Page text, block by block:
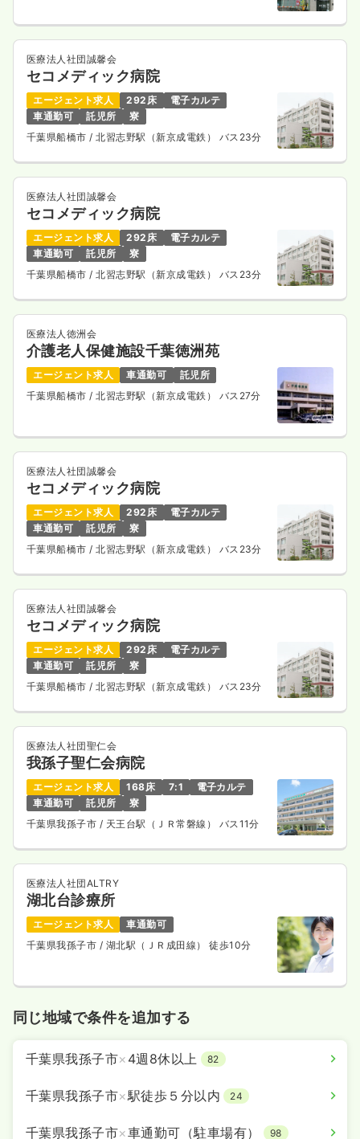
医療法人社団誠馨会
セコメディック病院
エージェント求人 292床
電子カルテ
車通勤可
託児所
寮
千葉県船橋市/ 北習志野駅（新京成電鉄） バス23分
医療法人社団誠馨会
セコメディック病院
エージェント求人 292床
電子カルテ
車通勤可
託児所
寮
千葉県船橋市/ 北習志野駅（新京成電鉄） バス23分
医療法人徳洲会
介護老人保健施設千葉徳洲苑
エージェント求人 車通勤可
託児所
千葉県船橋市/ 北習志野駅（新京成電鉄） バス27分
医療法人社団誠馨会
セコメディック病院
エージェント求人 292床
電子カルテ
車通勤可
託児所
寮
千葉県船橋市/ 北習志野駅（新京成電鉄） バス23分
医療法人社団誠馨会
セコメディック病院
エージェント求人 292床
電子カルテ
車通勤可
託児所
寮
千葉県船橋市/ 北習志野駅（新京成電鉄） バス23分
医療法人社団聖仁会
我孫子聖仁会病院
エージェント求人 168床 7:1
電子カルテ
車通勤可
託児所
寮
千葉県我孫子市 / 天王台駅（ＪＲ常磐線） バス11分
医療法人社団ALTRY
湖北台診療所
エージェント求人
車通勤可
千葉県我孫子市 / 湖北駅（ＪＲ成田線） 徒歩10分
同じ地域で条件を追加する
千葉県我孫子市× 4週8休以上 82
千葉県我孫子市×駅徒歩５分以内 24
千葉県我孫子市×車通勤可（駐車場有） 98